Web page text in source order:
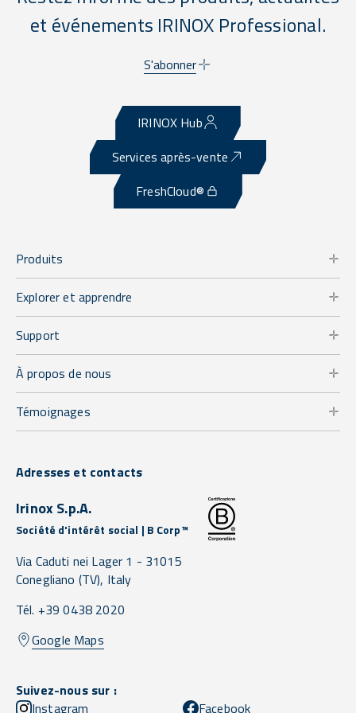
et événements IRINOX Professional.
S'abonner
IRINOX Hub
Services après-vente
FreshCloud®
Produits
Explorer et apprendre
Support
À propos de nous
Témoignages
Adresses et contacts
Irinox S.p.A.
Société d'intérêt social | B Corp™
Via Caduti nei Lager 1 - 31015
Conegliano (TV), Italy
Tél. +39 0438 2020
Google Maps
Suivez-nous sur :
Instagram
Facebook